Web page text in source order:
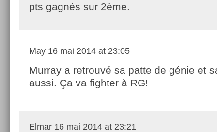
pts gagnés sur 2ème.
May 16 mai 2014 at 23:05
Murray a retrouvé sa patte de génie et
aussi. Ça va fighter à RG!
Elmar 16 mai 2014 at 23:21